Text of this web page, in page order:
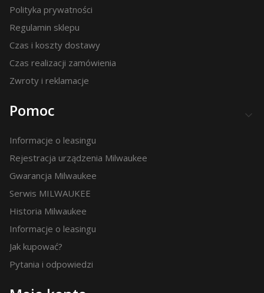
Polityka prywatności
Regulamin sklepu
Czas i koszty dostawy
Czas realizacji zamówienia
Zwroty i reklamacje
Pomoc
Informacje o leasingu
Rejestracja urządzenia Milwaukee
Gwarancja Milwaukee
Serwis MILWAUKEE
Historia Milwaukee
Informacje o leasingu
Jak kupować?
Pytania i odpowiedzi